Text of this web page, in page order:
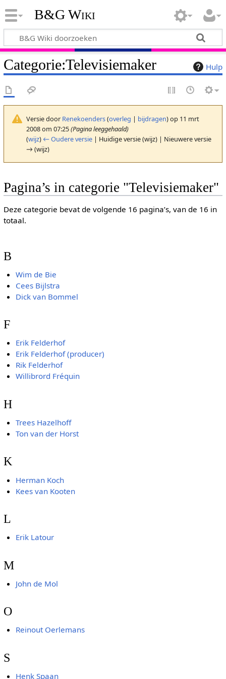
B&G Wiki
Hulp
Categorie:Televisiemaker
Versie door Renekoenders(overleg | bijdragen)op 11 mrt
2008 om 07:25(Pagina leeggehaald)
(wijz) ← Oudere versie| Huidige versie (wijz) | Nieuwere versie
→ (wijz)
Pagina’s in categorie "Televisiemaker"
Deze categorie bevat de volgende 16 pagina’s, van de 16 in
totaal.
B
Wim de Bie
Cees Bijlstra
Dick van Bommel
F
Erik Felderhof
Erik Felderhof (producer)
Rik Felderhof
Willibrord Fréquin
H
Trees Hazelhoff
Ton van der Horst
K
Herman Koch
Kees van Kooten
L
Erik Latour
M
John de Mol
O
Reinout Oerlemans
S
Henk Spaan